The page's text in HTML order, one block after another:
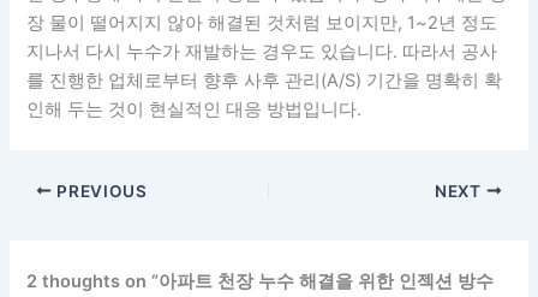
장 물이 떨어지지 않아 해결된 것처럼 보이지만, 1~2년 정도
지나서 다시 누수가 재발하는 경우도 있습니다. 따라서 공사
를 진행한 업체로부터 향후 사후 관리(A/S) 기간을 명확히 확
인해 두는 것이 현실적인 대응 방법입니다.
PREVIOUS NEXT
2 thoughts on “아파트 천장 누수 해결을 위한 인젝션 방수